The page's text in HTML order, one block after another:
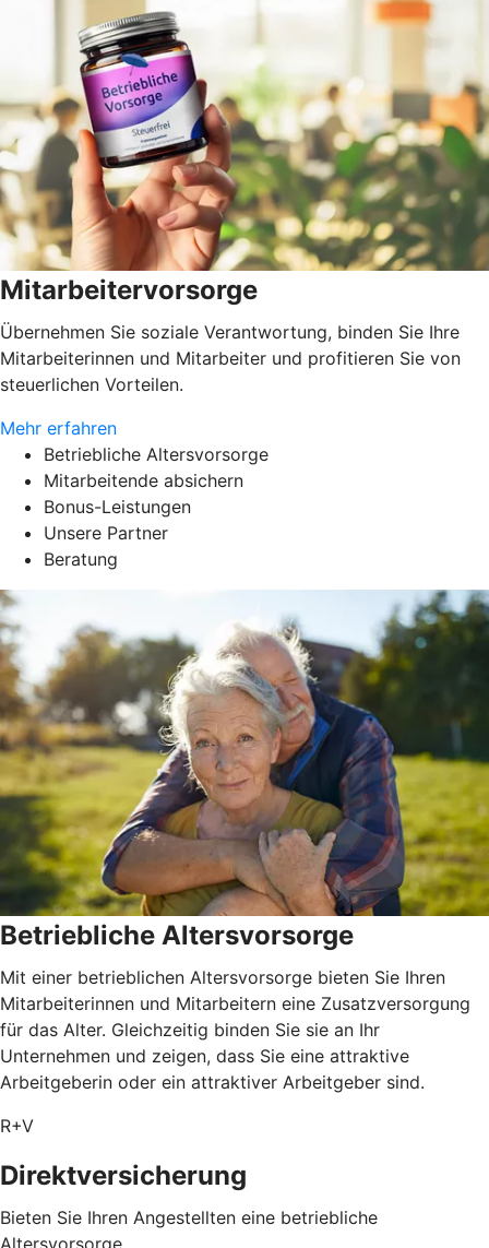
Mitarbeitervorsorge
Übernehmen Sie soziale Verantwortung, binden Sie Ihre
Mitarbeiterinnen und Mitarbeiter und profitieren Sie von
steuerlichen Vorteilen.
Mehr erfahren
Betriebliche Altersvorsorge
Mitarbeitende absichern
Bonus-Leistungen
Unsere Partner
Beratung
Betriebliche Altersvorsorge
Mit einer betrieblichen Altersvorsorge bieten Sie Ihren
Mitarbeiterinnen und Mitarbeitern eine Zusatzversorgung
für das Alter. Gleichzeitig binden Sie sie an Ihr
Unternehmen und zeigen, dass Sie eine attraktive
Arbeitgeberin oder ein attraktiver Arbeitgeber sind.
R+V
Direktversicherung
Bieten Sie Ihren Angestellten eine betriebliche
Altersvorsorge.